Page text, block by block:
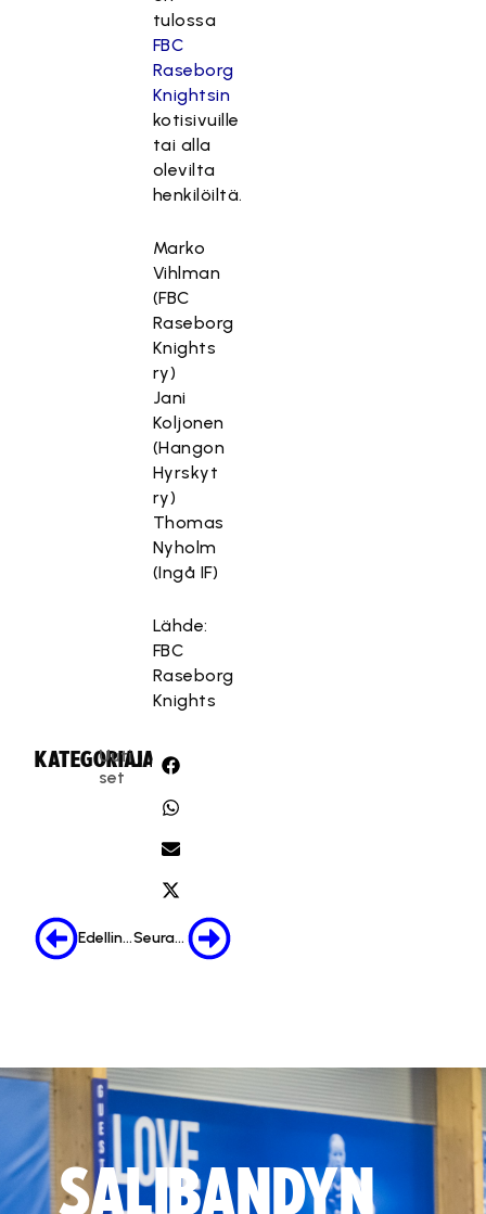
tulossa
FBC
Raseborg
Knightsin
kotisivuille
tai alla
olevilta
henkilöiltä.
Marko
Vihlman
(FBC
Raseborg
Knights
ry)
Jani
Koljonen
(Hangon
Hyrskyt
ry)
Thomas
Nyholm
(Ingå IF)
Lähde:
FBC
Raseborg
Knights
KATEGORIA:
Uuti
set
JAA:
Edellinen Seuraava
SALIBANDYN